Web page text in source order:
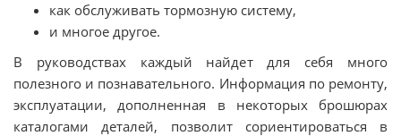
как обслуживать тормозную систему,
и многое другое.
В руководствах каждый найдет для себя много
полезного и познавательного. Информация по ремонту,
эксплуатации, дополненная в некоторых брошюрах
каталогами деталей, позволит сориентироваться в